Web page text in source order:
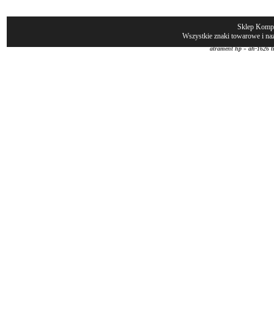
Sklep
Wszystkie znaki towarowe i
atrament hp»ah-1626